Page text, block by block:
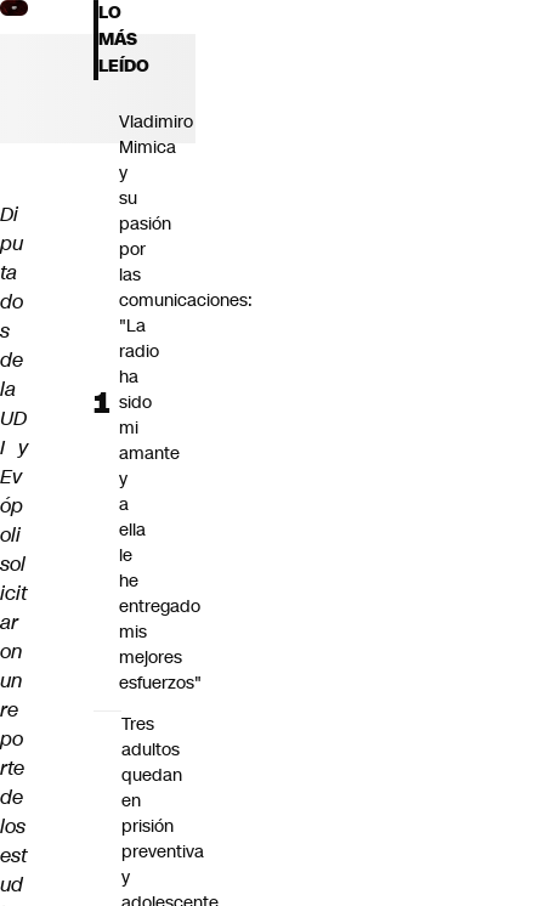
Di
pu
ta
do
s
de
la
UD
I y
Ev
óp
oli
sol
icit
ar
on
un
re
po
rte
de
los
est
ud
LO
MÁS
LEÍDO
Vladimiro
Mimica
y
su
pasión
por
las
comunicaciones:
"La
radio
ha
sido
mi
amante
y
a
ella
le
he
entregado
mis
mejores
esfuerzos"
Tres
adultos
quedan
en
prisión
preventiva
y